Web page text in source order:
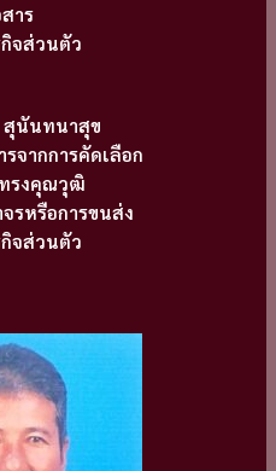
าร
จส่วนตัว
นันทนาสุข
จากการคัดเลือก
รงคุณวุฒิ
รหรือการขนส่ง
จส่วนตัว